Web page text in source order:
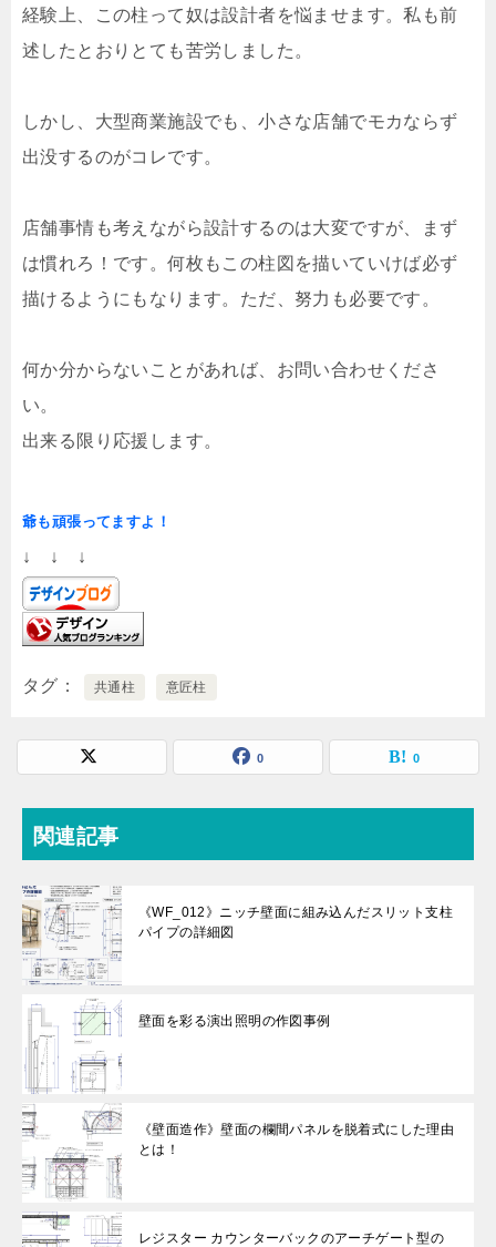
経験上、この柱って奴は設計者を悩ませます。私も前
述したとおりとても苦労しました。
しかし、大型商業施設でも、小さな店舗でモカならず
出没するのがコレです。
店舗事情も考えながら設計するのは大変ですが、まず
は慣れろ！です。何枚もこの柱図を描いていけば必ず
描けるようにもなります。ただ、努力も必要です。
何か分からないことがあれば、お問い合わせくださ
い。
出来る限り応援します。
爺も頑張ってますよ！
↓ ↓ ↓
タグ 共通柱 意匠柱
0 0
関連記事
《WF_012》ニッチ壁面に組み込んだスリット支柱
パイプの詳細図
壁面を彩る演出照明の作図事例
《壁面造作》壁面の欄間パネルを脱着式にした理由
とは！
レジスター カウンターバックのアーチゲート型の